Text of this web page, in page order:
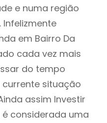
e numa região
Infelizmente
em Bairro Da
cada vez mais
do tempo
situação
assim Investir
considerada uma